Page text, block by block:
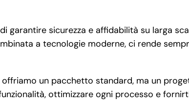
sicurezza e affidabilità su larga
a tecnologie moderne, ci rende
un pacchetto standard, ma un
ottimizzare ogni processo e